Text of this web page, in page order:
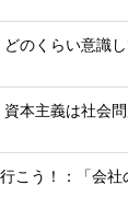
のくらい意識
本主義は社会
行こう！：「会